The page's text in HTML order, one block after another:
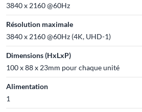
3840 x 2160 @60Hz
Résolution maximale
3840 x 2160 @60Hz (4K, UHD-1)
Dimensions (HxLxP)
100 x 88 x 23mm pour chaque unité
Alimentation
1